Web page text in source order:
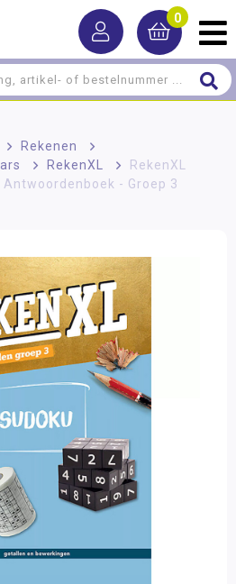
0
> Rekenen
>
> RekenXL >
RekenXL
- Groep 3